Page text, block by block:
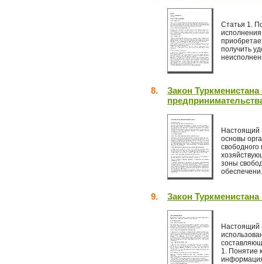
Статья 1.
получить
8.
Закон
Настоящий
основы
зоны
9. Закон
Настоящий
1. Понятие